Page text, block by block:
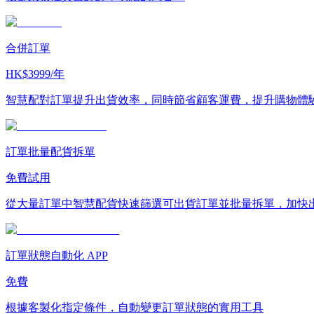
合併訂單
HK$3999/年
智慧配對訂單提升出貨效率，同時節省顧客運費，提升購物體
訂單批量配貨拆單
免費試用
從大量訂單中智慧配貨快速篩選可出貨訂單並批量拆單，加快
訂單狀態自動化 APP
免費
根據客製化指定條件，自動變更訂單狀態的實用工具